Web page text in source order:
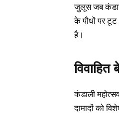
जुलूस जब
के पौधों पर
है।
विवाहित
कंडाली
दामादों को